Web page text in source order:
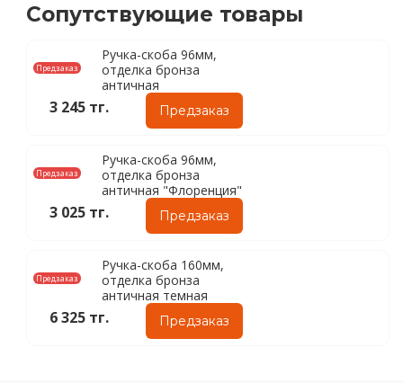
Сопутствующие товары
Предзаказ
Ручка-скоба 96мм,
отделка бронза
античная
3 245 тг. Предзаказ
Предзаказ
Ручка-скоба 96мм,
отделка бронза
античная "Флоренция"
3 025 тг. Предзаказ
Предзаказ
Ручка-скоба 160мм,
отделка бронза
античная темная
6 325 тг. Предзаказ